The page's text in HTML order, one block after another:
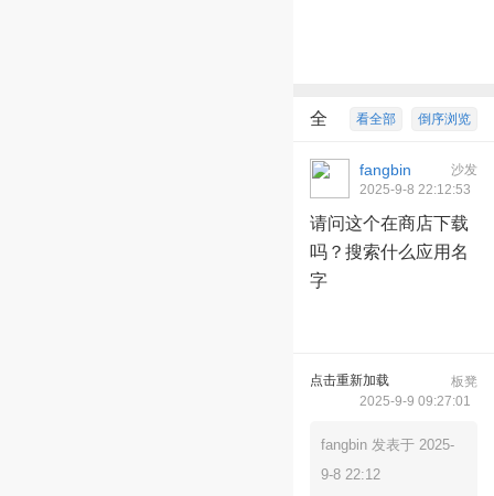
倒序浏览
看全部
全
部回复 2 沙发
fangbin
2025-9-8 22:12:53
请问这个在商店下载
吗？搜索什么应用名
字
点击重新加载 板凳
dockkey2023
2025-9-9 09:27:01
fangbin 发表于 2025-
9-8 22:12